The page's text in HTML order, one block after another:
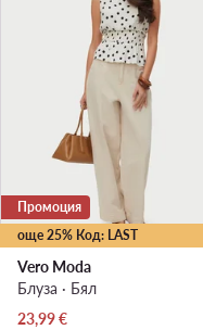
още 25% Код: LAST
Промоция
Vero Moda
Блуза · Бял
Актуална цена
23,99€